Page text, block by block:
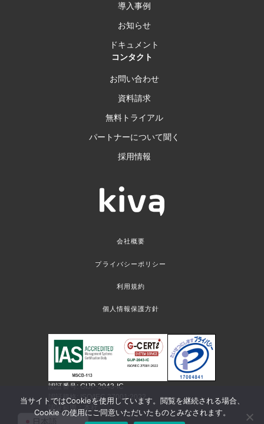
導入事例
お知らせ
ドキュメント
コンタクト
お問い合わせ
資料請求
無料トライアル
パートナーについて聞く
採用情報
会社概要
プライバシーポリシー
利用規約
個人情報保護方針
認証番号: GIJP-2043-IC
認証規格: ISO/IEC 27001:2022
認証範囲：本社
当サイトではCookieを使用しています。閲覧を継続される場合、
Cookie の使用にご同意いただいたものとみなされます。